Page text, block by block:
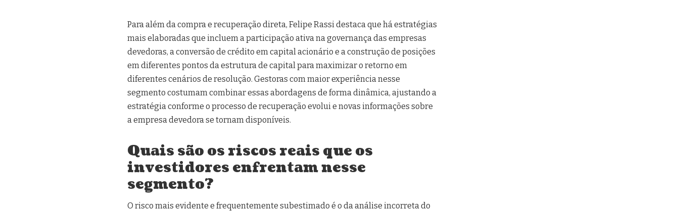
Para além da compra e recuperação direta, Felipe Rassi destaca que há estratégias
mais elaboradas que incluem a participação ativa na governança das empresas
devedoras, a conversão de crédito em capital acionário e a construção de posições
em diferentes pontos da estrutura de capital para maximizar o retorno em
diferentes cenários de resolução. Gestoras com maior experiência nesse
segmento costumam combinar essas abordagens de forma dinâmica, ajustando a
estratégia conforme o processo de recuperação evolui e novas informações sobre
a empresa devedora se tornam disponíveis.
Quais são os riscos reais que os
investidores enfrentam nesse
segmento?
O risco mais evidente e frequentemente subestimado é o da análise incorreta do